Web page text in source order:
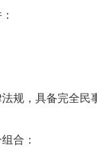
规，具备完全民
合：